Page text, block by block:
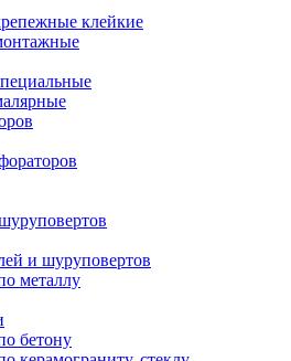
клейкие
и шуруповертов
металлу
бетону